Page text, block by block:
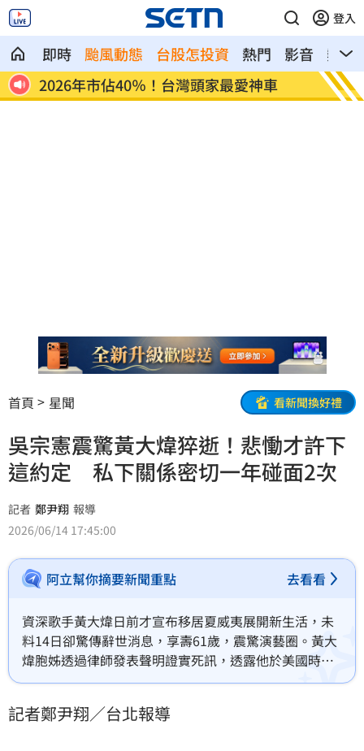
登入
即時 颱風動態 台股怎投資 熱門 影音
熱搜
2026年市佔40％！台灣頭家最愛神車 錄到
首頁 星聞 看新聞換好禮
吳宗憲震驚黃大煒猝逝！悲慟才許下
這約定 私下關係密切一年碰面2次
記者 鄭尹翔 報導
2026/06/14 17:45:00
阿立幫你摘要新聞重點 去看看
資深歌手黃大煒日前才宣布移居夏威夷展開新生活，未
料14日卻驚傳辭世消息，享壽61歲，震驚演藝圈。黃大
煒胞姊透過律師發表聲明證實死訊，透露他於美國時間6
月2日清晨在夏威夷家中離世。消息曝光後，與黃大煒交
處時光，字句間滿是不捨。
記者鄭尹翔／台北報導